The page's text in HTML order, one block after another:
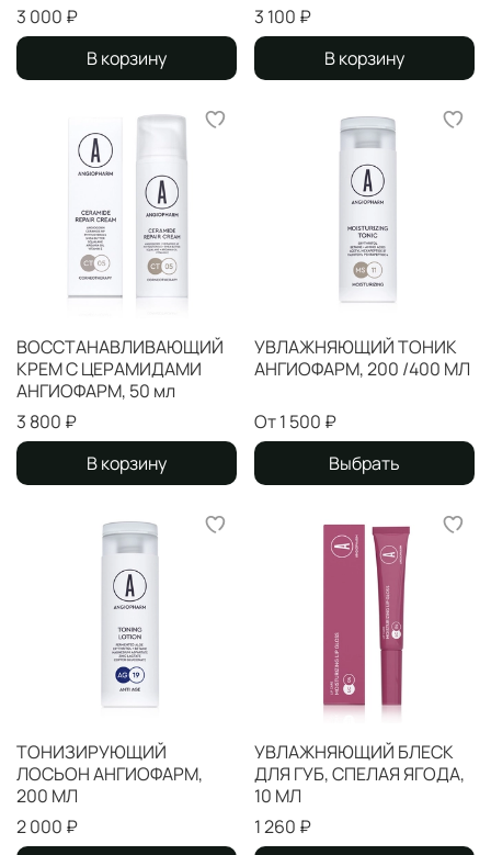
3 000 ₽
В корзину
3 100 ₽
В корзину
ВОССТАНАВЛИВАЮЩИЙ
КРЕМ С ЦЕРАМИДАМИ
АНГИОФАРМ, 50 мл
3 800 ₽
В корзину
УВЛАЖНЯЮЩИЙ ТОНИК
АНГИОФАРМ, 200 /400 МЛ
От1 500 ₽
Выбрать
ТОНИЗИРУЮЩИЙ
ЛОСЬОН АНГИОФАРМ,
200 МЛ
2 000 ₽
УВЛАЖНЯЮЩИЙ БЛЕСК
ДЛЯ ГУБ, СПЕЛАЯ ЯГОДА,
10 МЛ
1 260 ₽